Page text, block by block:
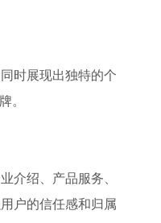
时展现出独特的个
。
介绍、产品服务、
户的信任感和归属